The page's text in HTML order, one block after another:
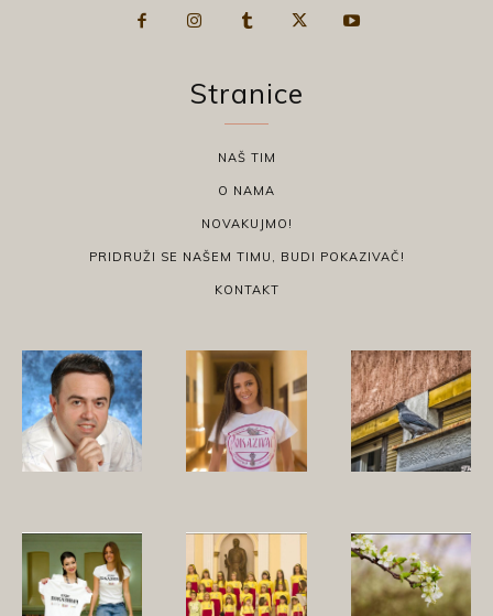
Stranice
NAŠ TIM
O NAMA
NOVAKUJMO!
PRIDRUŽI SE NAŠEM TIMU, BUDI POKAZIVAČ!
KONTAKT